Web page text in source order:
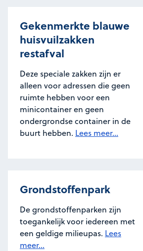
Gekenmerkte blauwe
huisvuilzakken
restafval
Deze speciale zakken zijn er
alleen voor adressen die geen
ruimte hebben voor een
minicontainer en geen
ondergrondse container in de
buurt hebben. Lees meer...
Grondstoffenpark
De grondstoffenparken zijn
toegankelijk voor iedereen met
een geldige milieupas. Lees
meer...